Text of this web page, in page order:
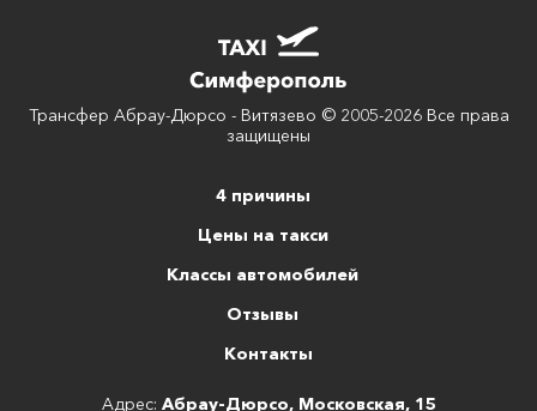
Трансфер Абрау-Дюрсо - Витязево © 2005-2026 Все права
защищены
4 причины
Цены на такси
Классы автомобилей
Отзывы
Контакты
Адрес: Абрау-Дюрсо, Московская, 15